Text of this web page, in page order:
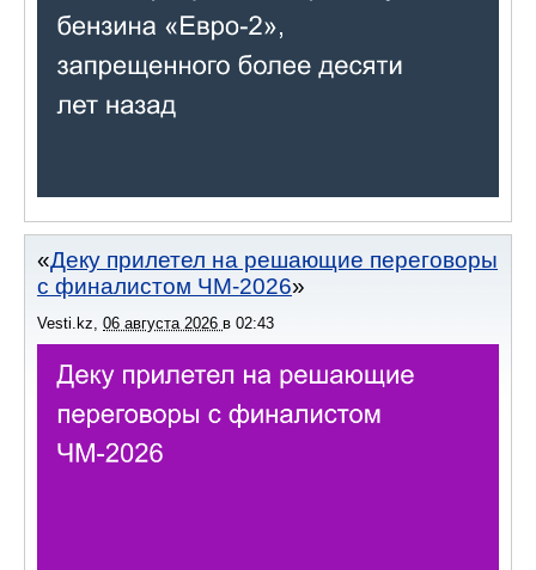
Деку прилетел на решающие переговоры
с финалистом ЧМ-2026
Vesti.kz 06 августа 2026 в 02:43